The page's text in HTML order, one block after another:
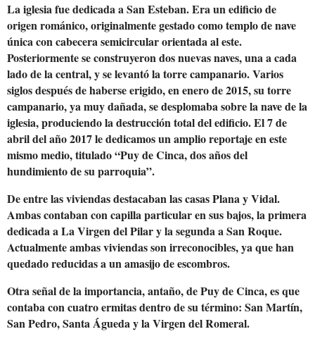
La iglesia fue dedicada a San Esteban. Era un edificio de
origen románico, originalmente gestado como templo de nave
única con cabecera semicircular orientada al este.
Posteriormente se construyeron dos nuevas naves, una a cada
lado de la central, y se levantó la torre campanario. Varios
siglos después de haberse erigido, en enero de 2015, su torre
campanario, ya muy dañada, se desplomaba sobre la nave de la
iglesia, produciendo la destrucción total del edificio. El 7 de
abril del año 2017 le dedicamos un amplio reportaje en este
mismo medio, titulado “Puy de Cinca, dos años del
hundimiento de su parroquia”.
De entre las viviendas destacaban las casas Plana y Vidal.
Ambas contaban con capilla particular en sus bajos, la primera
dedicada a La Virgen del Pilar y la segunda a San Roque.
Actualmente ambas viviendas son irreconocibles, ya que han
quedado reducidas a un amasijo de escombros.
Otra señal de la importancia, antaño, de Puy de Cinca, es que
contaba con cuatro ermitas dentro de su término: San Martín,
San Pedro, Santa Águeda y la Virgen del Romeral.